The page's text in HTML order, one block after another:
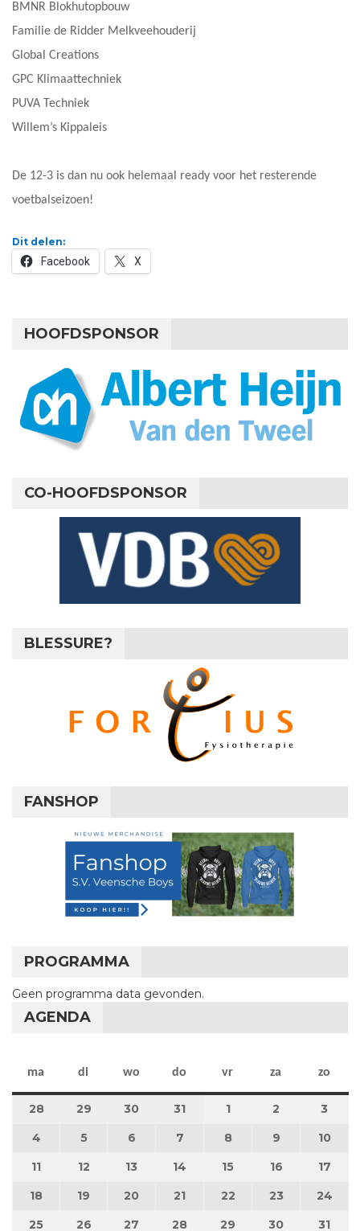
BMNR Blokhutopbouw
Familie de Ridder Melkveehouderij
Global Creations
GPC Klimaattechniek
PUVA Techniek
Willem’s Kippaleis
De 12-3 is dan nu ook helemaal ready voor het resterende
voetbalseizoen!
Dit delen:
Facebook X
HOOFDSPONSOR
CO-HOOFDSPONSOR
BLESSURE?
FANSHOP
PROGRAMMA
Geen programma data gevonden.
AGENDA
ma maandag
di dinsdag
wo woensdag
do donderdag
vr vrijdag
za zaterdag
zo
28 28 juli 2025
29 29 juli 2025
30 30 juli 2025
31 31 juli 2025
11 augustus 2025
2 2 augustus
3
4 4 augustus 2025
55 augustus 2025
6 6 augustus 2025
7 7 augustus 2025
8 8 augustus 2025
9 9 augustus
10
11 11 augustus 2025
12 12 augustus 2025
13 13 augustus 2025
14 14 augustus 2025
15 15 augustus 2025
16 16 17
18 18 augustus 2025
19 19 augustus 2025
20 20 augustus 2025
21 21 augustus 2025
22 22 augustus 2025
23 23 24
25 25 augustus 2025
26 26 augustus 2025
27 27 augustus 2025
28 28 augustus 2025
29 29 augustus 2025
30 30 31